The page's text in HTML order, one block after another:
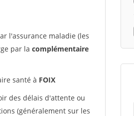
l'assurance maladie (les
par la complémentaire
santé à FOIX
des délais d'attente ou
(généralement sur les